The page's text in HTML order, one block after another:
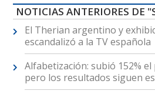
NOTICIAS ANTERIORES DE
El Therian argentino y
escandalizó a la TV española
Alfabetización: subió 152%
pero los resultados siguen